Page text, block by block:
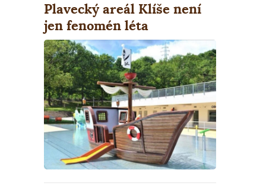
Plavecký areál Klíše není
jen fenomén léta